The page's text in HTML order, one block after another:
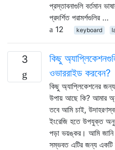
প্রস্তাবনাগুলি বর্তমান
প্রদর্শিত পরামর্শগুলির …
12
keyboard
3
কিছু
ওভাররাইড করবেন?
কিছু অ্যাপ্লিকেশনের
উপায় আছে কি? আমার
তবে আমি চাই,
ইংরেজি হতে উপযুক্ত
পড়া ভয়ঙ্কর। আমি
সম্ভবত এটির জন্য